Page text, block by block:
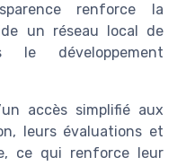
renforce la
un réseau local de
le développement
accès simplifié aux
leurs évaluations et
ce qui renforce leur